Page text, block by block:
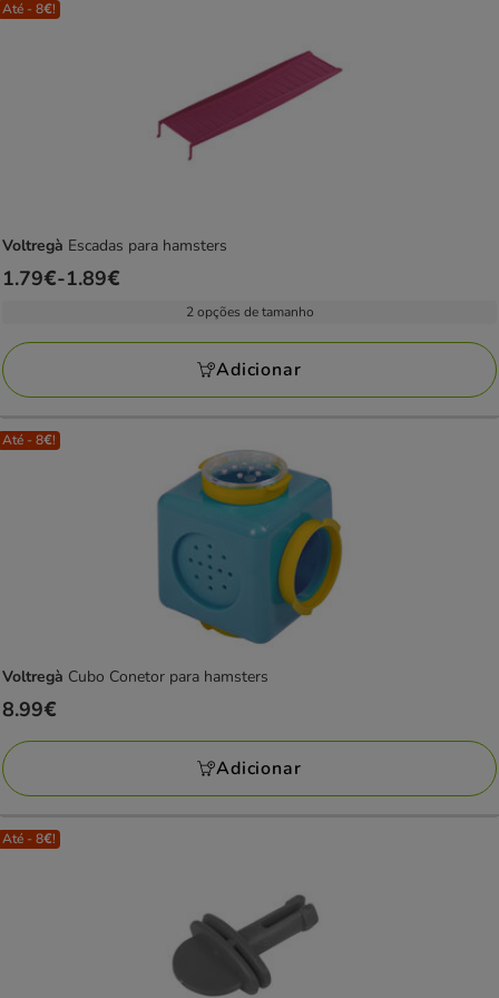
Até - 8€!
Voltregà Escadas para hamsters
Preço
a
1.89€
1.79€-1.89€
2 opções de tamanho
Adicionar
Até - 8€!
Voltregà Cubo Conetor para hamsters
Preço
8.99€
8.99€
Adicionar
Até - 8€!